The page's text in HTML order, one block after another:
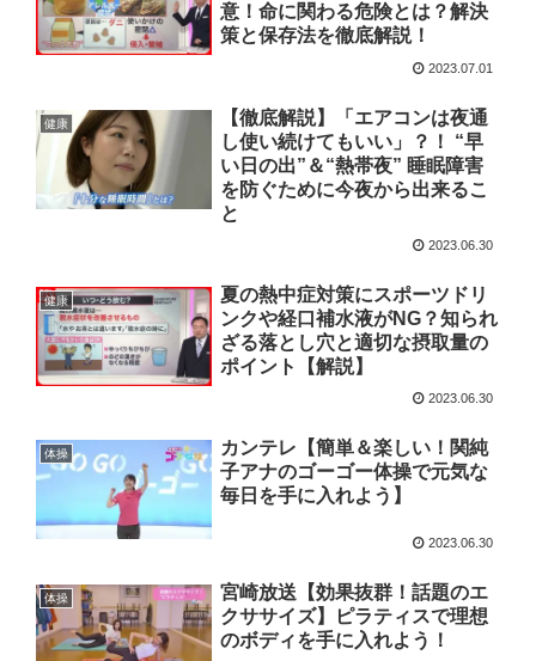
意！命に関わる危険とは？解決
策と保存法を徹底解説！
2023.07.01
健康
【徹底解説】「エアコンは夜通
し使い続けてもいい」？！ “早
い日の出”＆“熱帯夜” 睡眠障害
を防ぐために今夜から出来るこ
と
2023.06.30
健康
夏の熱中症対策にスポーツドリ
ンクや経口補水液がNG？知られ
ざる落とし穴と適切な摂取量の
ポイント【解説】
2023.06.30
体操
カンテレ【簡単＆楽しい！関純
子アナのゴーゴー体操で元気な
毎日を手に入れよう】
2023.06.30
体操
宮崎放送【効果抜群！話題のエ
クササイズ】ピラティスで理想
のボディを手に入れよう！